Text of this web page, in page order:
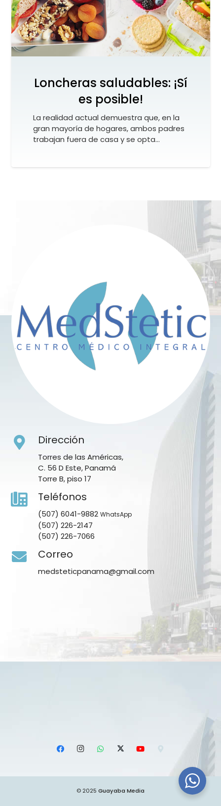
Loncheras saludables: ¡Sí
es posible!
La realidad actual demuestra que, en la
gran mayoría de hogares, ambos padres
trabajan fuera de casa y se opta…
Dirección
Torres de las Américas,
C. 56 D Este, Panamá
Torre B, piso 17
Teléfonos
(507) 6041-9882 WhatsApp
(507) 226-2147
(507) 226-7066
Correo
medsteticpanama@gmail.com
© 2025 Guayaba Media